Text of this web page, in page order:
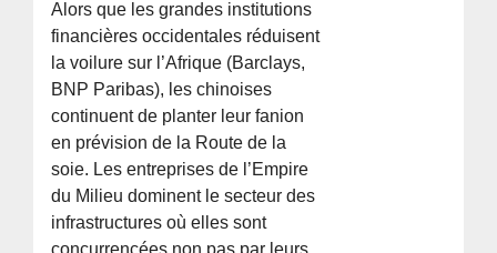
Alors que les grandes institutions
financières occidentales réduisent
la voilure sur l’Afrique (Barclays,
BNP Paribas), les chinoises
continuent de planter leur fanion
en prévision de la Route de la
soie. Les entreprises de l’Empire
du Milieu dominent le secteur des
infrastructures où elles sont
concurrencées non pas par leurs